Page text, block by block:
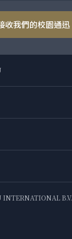
收我們的校園通迅
INTERNATIONAL B.V.